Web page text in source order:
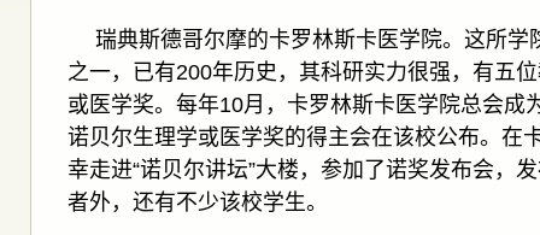
瑞典斯德哥尔摩的卡罗林斯卡医学院。这所学
之一，已有200年历史，其科研实力很强，有五
或医学奖。每年10月，卡罗林斯卡医学院总会成
诺贝尔生理学或医学奖的得主会在该校公布。在
幸走进“诺贝尔讲坛”大楼，参加了诺奖发布会，
者外，还有不少该校学生。